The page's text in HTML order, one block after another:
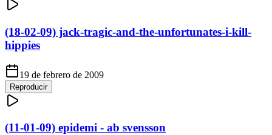
(18-02-09) jack-tragic-and-the-unfortunates-i-kill-
hippies
19 de febrero de 2009
Reproducir
(11-01-09) epidemi - ab svensson